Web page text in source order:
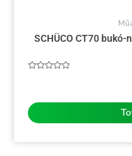
SCHÜCO CT70